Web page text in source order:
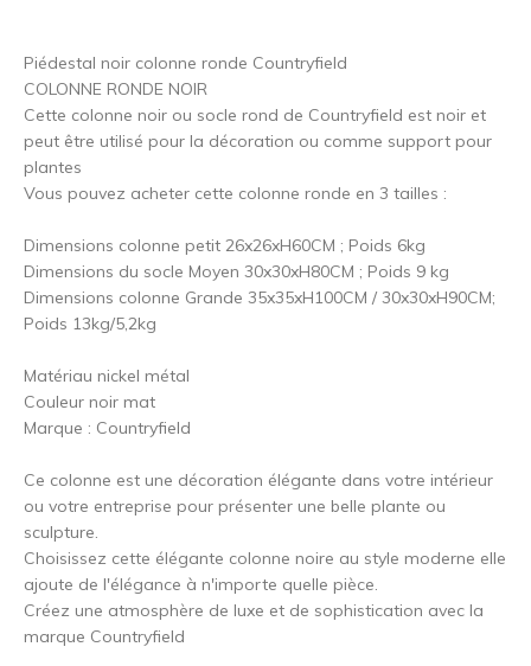
Piédestal noir colonne ronde Countryfield
COLONNE RONDE NOIR
Cette colonne noir ou socle rond de Countryfield est noir et
peut être utilisé pour la décoration ou comme support pour
plantes
Vous pouvez acheter cette colonne ronde en 3 tailles :
Dimensions colonne petit 26x26xH60CM ; Poids 6kg
Dimensions du socle Moyen 30x30xH80CM ; Poids 9 kg
Dimensions colonne Grande 35x35xH100CM / 30x30xH90CM;
Poids 13kg/5,2kg
Matériau nickel métal
Couleur noir mat
Marque : Countryfield
Ce colonne est une décoration élégante dans votre intérieur
ou votre entreprise pour présenter une belle plante ou
sculpture.
Choisissez cette élégante colonne noire au style moderne elle
ajoute de l'élégance à n'importe quelle pièce.
Créez une atmosphère de luxe et de sophistication avec la
marque Countryfield